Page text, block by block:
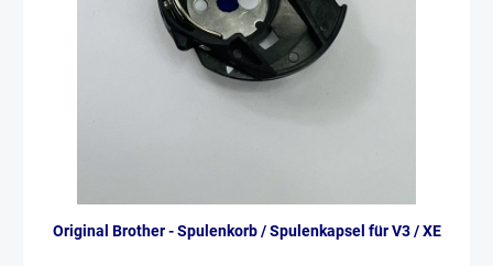
Original Brother - Spulenkorb / Spulenkapsel für V3 / XE